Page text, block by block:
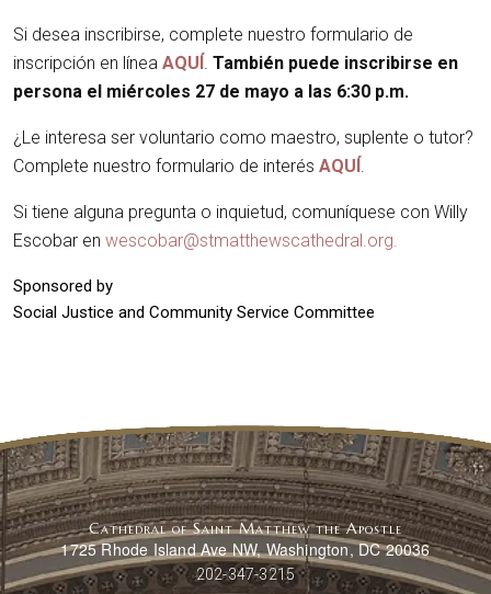
Si desea inscribirse, complete nuestro formulario de
inscripción en línea AQUÍ. También puede inscribirse en
persona el miércoles 27 de mayo a las 6:30 p.m.
¿Le interesa ser voluntario como maestro, suplente o tutor?
Complete nuestro formulario de interés AQUÍ.
Si tiene alguna pregunta o inquietud, comuníquese con Willy
Escobar en wescobar@stmatthewscathedral.org.
Sponsored by
Social Justice and Community Service Committee
Cathedral of Saint Matthew the Apostle
1725 Rhode Island Ave NW, Washington, DC 20036
202-347-3215